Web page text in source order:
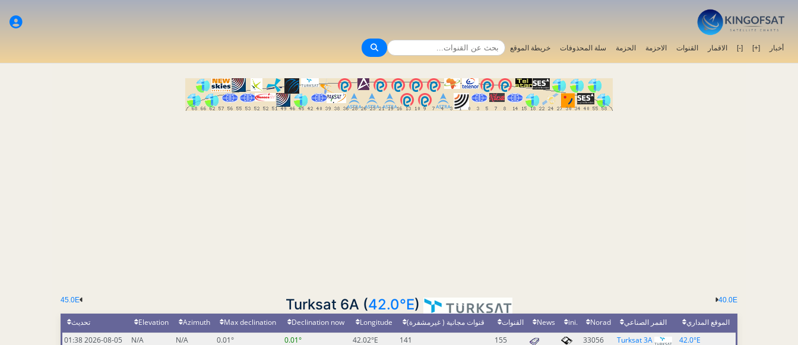
أخبار [+]
[-] الاقمار القنوات الاحزمة الحزمة سلة المحذوفات خريطة الموقع
40.0E
45.0E 42.0°E)
الموقع المداري القمر الصناعي Norad
.ini
News القنوات قنوات مجانية ( غيرمشفرة) Longitude
Declination now
Max declination
Azimuth
Elevation
تحديث
42.0°E
Turksat 3A
33056
155
141
42.02°E
0.01°
0.01°
N/A
N/A
2026-08-05 01:38